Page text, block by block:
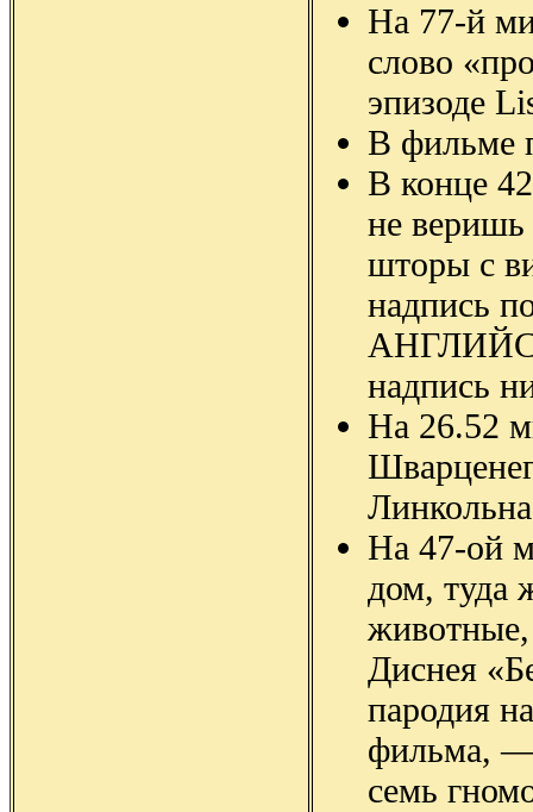
На 77-й
слово
эпизоде
В фильме
В конце
не
шторы с
надпись
надпись
На 26.52
На 47-ой
дом, туда
животные,
Диснея
пародия
фильма, —
семь